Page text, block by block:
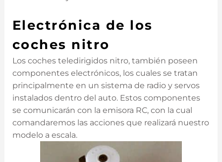
Electrónica de los
coches nitro
Los coches teledirigidos nitro, también poseen
componentes electrónicos, los cuales se tratan
principalmente en un sistema de radio y servos
instalados dentro del auto. Estos componentes
se comunicarán con la emisora RC, con la cual
comandaremos las acciones que realizará nuestro
modelo a escala.